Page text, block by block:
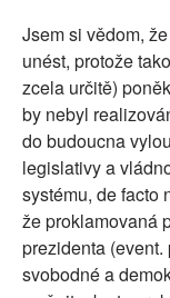
Jsem si vědom,
unést, protože
zcela určitě)
by nebyl
do budoucna
legislativy a
systému, de facto
že proklamovaná
prezidenta
svobodné a